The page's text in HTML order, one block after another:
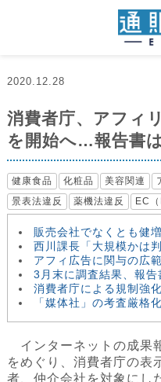
2020.12.28
消費者庁、アフィ
を開始へ…報告書
健康食品 化粧品 美容関連
景表法違反
薬機法違反 EC
販売会社でなくとも健
西川課長「大規模かは
アフィ広告に関与の広
3月末に調査結果、報
消費者庁による規制強
「媒体社」の考査厳格
インターネットの成果
をめぐり、消費者庁の表
者、仲介会社を対象にし